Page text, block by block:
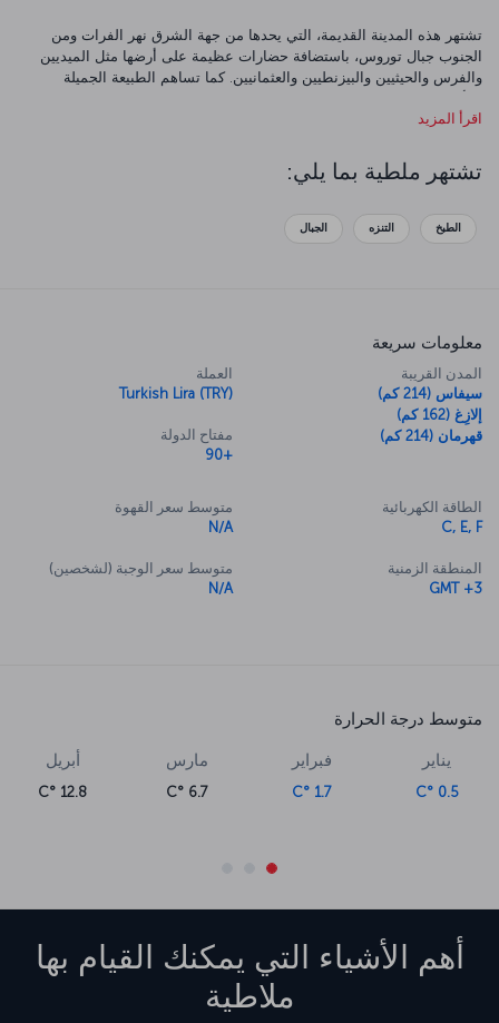
تشتهر هذه المدينة القديمة، التي يحدها من جهة الشرق نهر الفرات ومن
الجنوب جبال توروس، باستضافة حضارات عظيمة على أرضها مثل الميديين
والفرس والحيثيين والبيزنطيين والعثمانيين. كما تساهم الطبيعة الجميلة
اقرأ المزيد
تشتهر ملطية بما يلي:
الطبخ التنزه الجبال
معلومات سريعة
المدن القريبة
سيفاس (214 كم)
إلازِغ (162 كم)
قهرمان (214 كم)
العملة
Turkish Lira (TRY)
مفتاح الدولة
+90
الطاقة الكهربائية
C, E, F
المنطقة الزمنية
GMT +3
متوسط سعر القهوة
N/A
متوسط سعر الوجبة (لشخصين)
N/A
متوسط درجة الحرارة
يناير
0.5 °C
فبراير
1.7 °C
مارس
6.7 °C
أبريل
12.8 °C
أهم الأشياء التي يمكنك القيام بها
ملاطية